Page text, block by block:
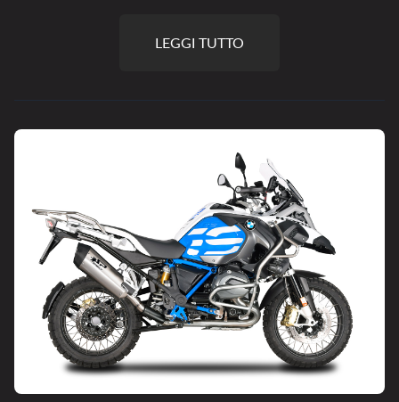
LEGGI TUTTO